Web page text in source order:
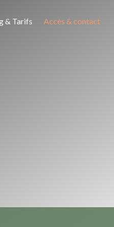
& Tarifs Accès & contact